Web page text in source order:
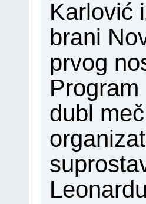
Karlović
brani
prvog
dubl